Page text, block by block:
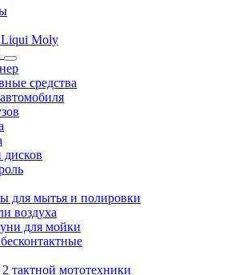
Moly
средства
для мытья и полировки
воздуха
для мойки
тактной мототехники